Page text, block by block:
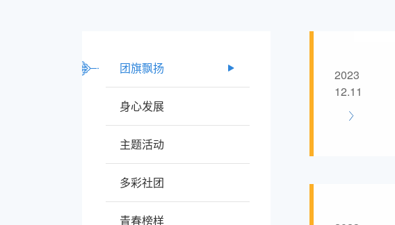
团旗飘扬
身心发展
主题活动
多彩社团
青春榜样
2023
12.11